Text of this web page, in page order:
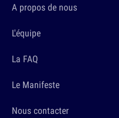
A propos de nous
L'équipe
La FAQ
Le Manifeste
Nous contacter